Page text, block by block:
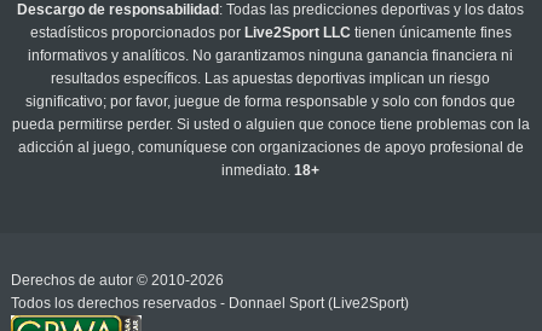
Descargo de responsabilidad : Todas las predicciones deportivas y los datos
estadísticos proporcionados por Live2Sport LLC tienen únicamente fines
informativos y analíticos. No garantizamos ninguna ganancia financiera ni
resultados específicos. Las apuestas deportivas implican un riesgo
significativo; por favor, juegue de forma responsable y solo con fondos que
pueda permitirse perder. Si usted o alguien que conoce tiene problemas con la
adicción al juego, comuníquese con organizaciones de apoyo profesional de
inmediato.18+
Derechos de autor © 2010-2026
Todos los derechos reservados - Donnael Sport (Live2Sport)